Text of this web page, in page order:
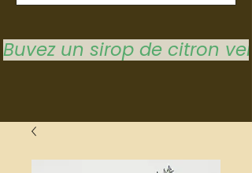
Buvez un sirop de citron